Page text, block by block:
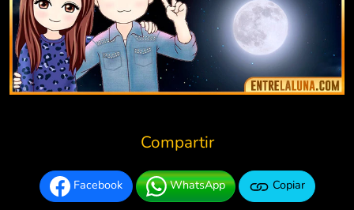
Compartir
Facebook WhatsApp Copiar